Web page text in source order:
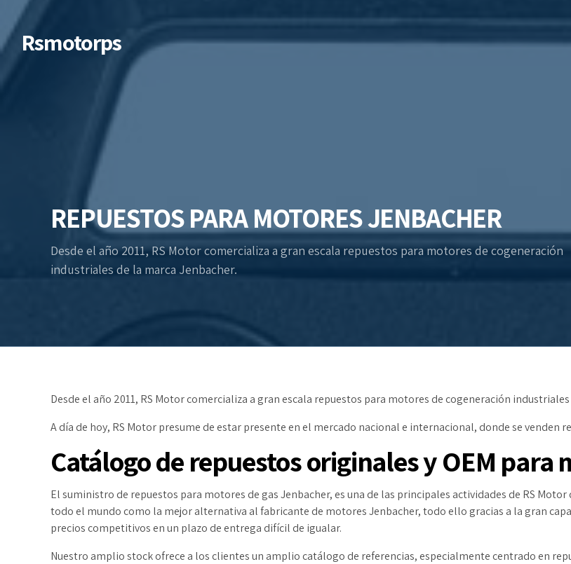
Rsmotorps
REPUESTOS PARA MOTORES JENBACHER
Desde el año 2011, RS Motor comercializa a gran escala repuestos para motores de cogeneración
industriales de la marca Jenbacher.
Desde el año 2011, RS Motor comercializa a gran escala repuestos para motores de cogeneración
A día de hoy, RS Motor presume de estar presente en el mercado nacional e internacional, donde se venden
Catálogo de repuestos originales y OEM para
El suministro de repuestos para motores de gas Jenbacher, es una de las principales actividades de RS
todo el mundo como la mejor alternativa al fabricante de motores Jenbacher, todo ello gracias a la gran
precios competitivos en un plazo de entrega difícil de igualar.
Nuestro amplio stock ofrece a los clientes un amplio catálogo de referencias, especialmente centrado en